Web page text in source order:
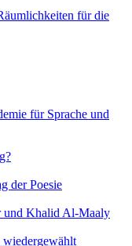
für die
für Sprache und
der Poesie
und Khalid Al-Maaly
wiedergewählt